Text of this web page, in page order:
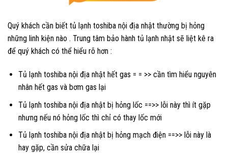
Quý khách cần biết tủ lạnh toshiba nội địa nhật thường bị hỏng
những linh kiện nào . Trung tâm bảo hành tủ lạnh nhật sẽ liệt kê ra
để quý khách có thể hiểu rõ hơn :
Tủ lạnh toshiba nội địa nhật hết gas = = >> cần tìm hiểu nguyên
nhân hết gas và bơm gas lại
Tủ lạnh toshiba nội địa nhật bị hỏng lốc ==>> lỗi này thì ít gặp
nhưng nếu nó hỏng lốc thì chỉ có thay lốc mới
Tủ lạnh toshiba nội địa nhật bị hỏng mạch điện ==>> lỗi này là
hay gặp, cần sửa chữa lại